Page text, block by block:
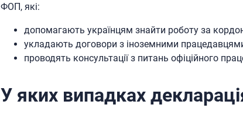
ФОП, які:
допомагають українцям знайти роботу за
укладають договори з іноземними
проводять консультації з питань офіційного
У яких випадках